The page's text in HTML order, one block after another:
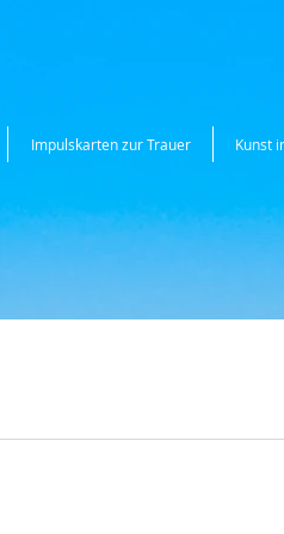
Impulskarten zur Trauer Kunst